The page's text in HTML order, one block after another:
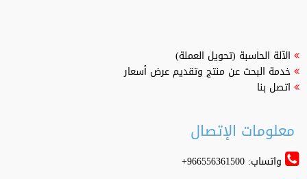
الآلة الحاسبة (تحويل العملة)
خدمة البحث عن منتج وتقديم عرض أسعار
اتصل بنا
معلومات الإتصال
واتساب: 966556361500+